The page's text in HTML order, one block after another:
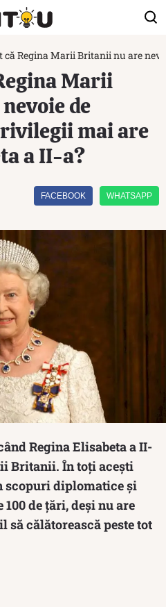
că Regina Marii Britanii nu are
Marii
de
mai are
a II-a?
FACEBOOK WHATSAPP
Regina Elisabeta a II-
Britanii. În toți acești
scopuri diplomatice și
de țări, deși nu are
să călătorească peste tot